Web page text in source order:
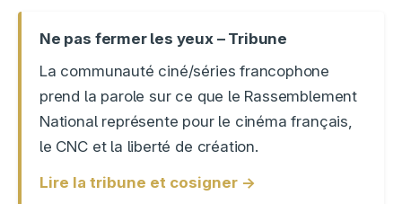
Ne pas fermer les yeux – Tribune
La communauté ciné/séries francophone
prend la parole sur ce que le Rassemblement
National représente pour le cinéma français,
le CNC et la liberté de création.
Lire la tribune et cosigner →